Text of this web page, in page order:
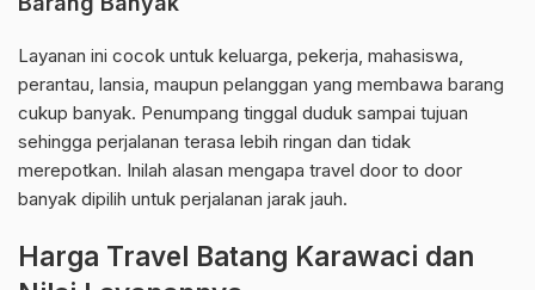
Layanan ini cocok untuk keluarga, pekerja, mahasiswa,
perantau, lansia, maupun pelanggan yang membawa barang
cukup banyak. Penumpang tinggal duduk sampai tujuan
sehingga perjalanan terasa lebih ringan dan tidak
merepotkan. Inilah alasan mengapa travel door to door
banyak dipilih untuk perjalanan jarak jauh.
Harga Travel Batang Karawaci dan